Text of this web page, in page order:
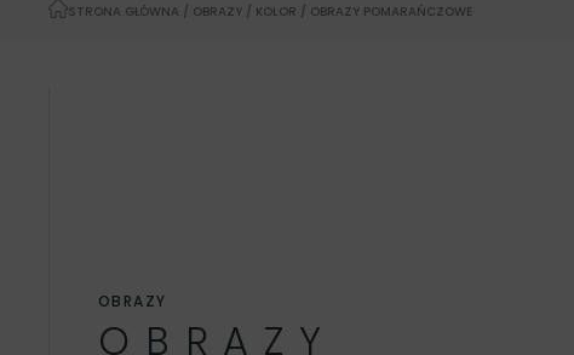
STRONA GŁÓWNA / OBRAZY / KOLOR / OBRAZY POMARAŃCZOWE
OBRAZY
OBRAZY